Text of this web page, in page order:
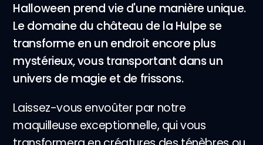
Halloween prend vie d'une manière unique.
Le domaine du château de la Hulpe se
transforme en un endroit encore plus
mystérieux, vous transportant dans un
univers de magie et de frissons.
Laissez-vous envoûter par notre
maquilleuse exceptionnelle, qui vous